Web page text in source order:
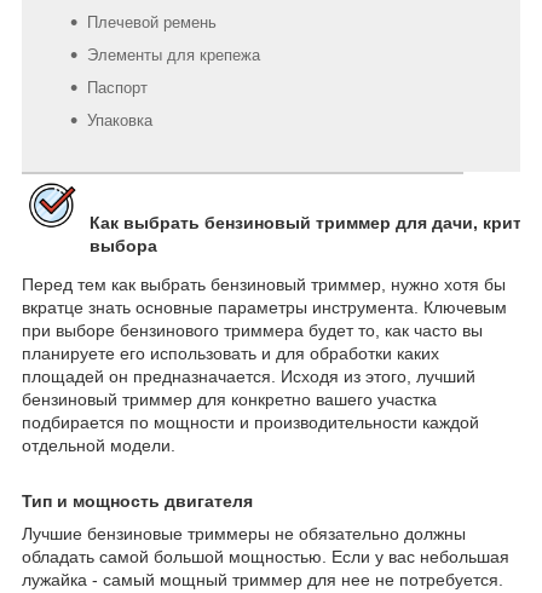
Плечевой ремень
Элементы для крепежа
Паспорт
Упаковка
Как выбрать бензиновый триммер для дачи,
выбора
Перед тем как выбрать бензиновый триммер, нужно хотя бы
вкратце знать основные параметры инструмента. Ключевым
при выборе бензинового триммера будет то, как часто вы
планируете его использовать и для обработки каких
площадей он предназначается. Исходя из этого, лучший
бензиновый триммер для конкретно вашего участка
подбирается по мощности и производительности каждой
отдельной модели.
Тип и мощность двигателя
Лучшие бензиновые триммеры не обязательно должны
обладать самой большой мощностью. Если у вас небольшая
лужайка - самый мощный триммер для нее не потребуется.